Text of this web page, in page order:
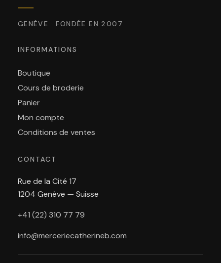
GENÈVE · FONDÉE EN 2007
INFORMATIONS
Boutique
Cours de broderie
Panier
Mon compte
Conditions de ventes
CONTACT
Rue de la Cité 17
1204 Genève — Suisse
+41 (22) 310 77 79
info@merceriecatherineb.com